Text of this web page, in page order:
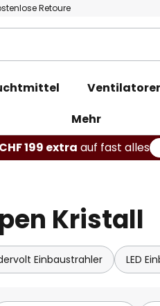
Retoure
Mehr
199 extra auf fast alles
Kristall
Einbaustrahler LED